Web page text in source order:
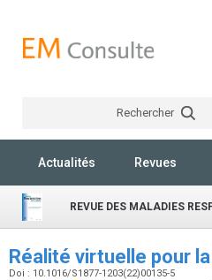
Rechercher
Actualités Revues
REVUE DES MALADIES
Réalité virtuelle pour
Doi : 10.1016/S1877-1203(22)00135-5